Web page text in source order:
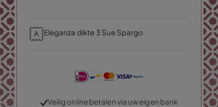
Eleganza dikte 3 Sue Spargo
Veilig online betalen via uw eigen bank